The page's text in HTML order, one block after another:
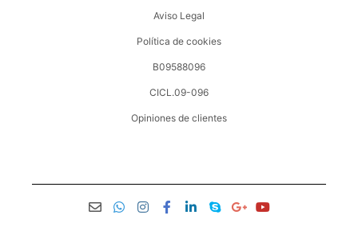
Aviso Legal
Política de cookies
B09588096
CICL.09-096
Opiniones de clientes